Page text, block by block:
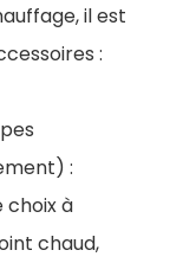
il est
:
:
choix à
chaud,